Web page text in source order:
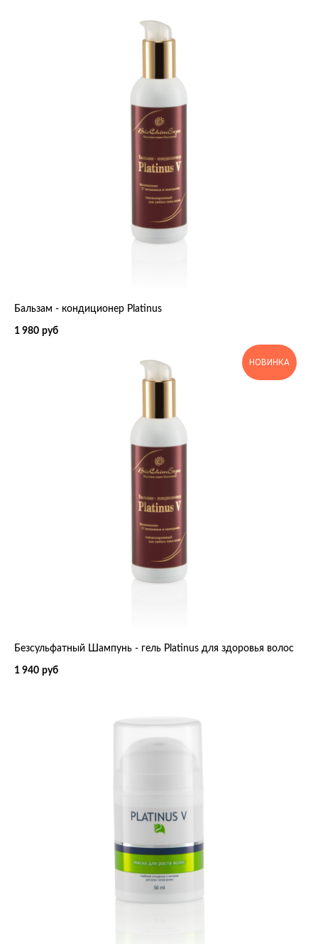
Бальзам - кондиционер Platinus
1 980 руб
НОВИНКА
Безсульфатный Шампунь - гель Platinus для здоровья волос
1 940 руб